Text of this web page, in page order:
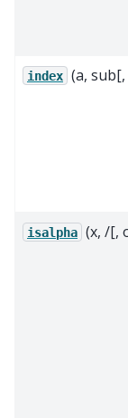
index (a,
isalpha (x, /[,